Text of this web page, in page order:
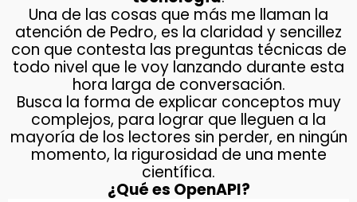
Una de las cosas que más me llaman la
atención de Pedro, es la claridad y sencillez
con que contesta las preguntas técnicas de
todo nivel que le voy lanzando durante esta
hora larga de conversación.
Busca la forma de explicar conceptos muy
complejos, para lograr que lleguen a la
mayoría de los lectores sin perder, en ningún
momento, la rigurosidad de una mente
científica.
¿Qué es OpenAPI?